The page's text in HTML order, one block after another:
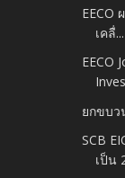
EECO
เคลื่...
EECO
ยกขบว
SCB
เป็น